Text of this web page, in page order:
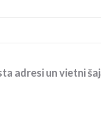
adresi un vietni